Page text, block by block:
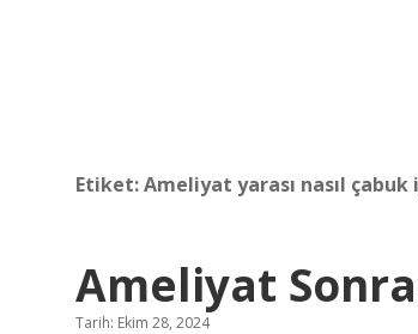
Etiket:Ameliyat yarası nasıl
Ameliyat
Tarih: Ekim 28, 2024